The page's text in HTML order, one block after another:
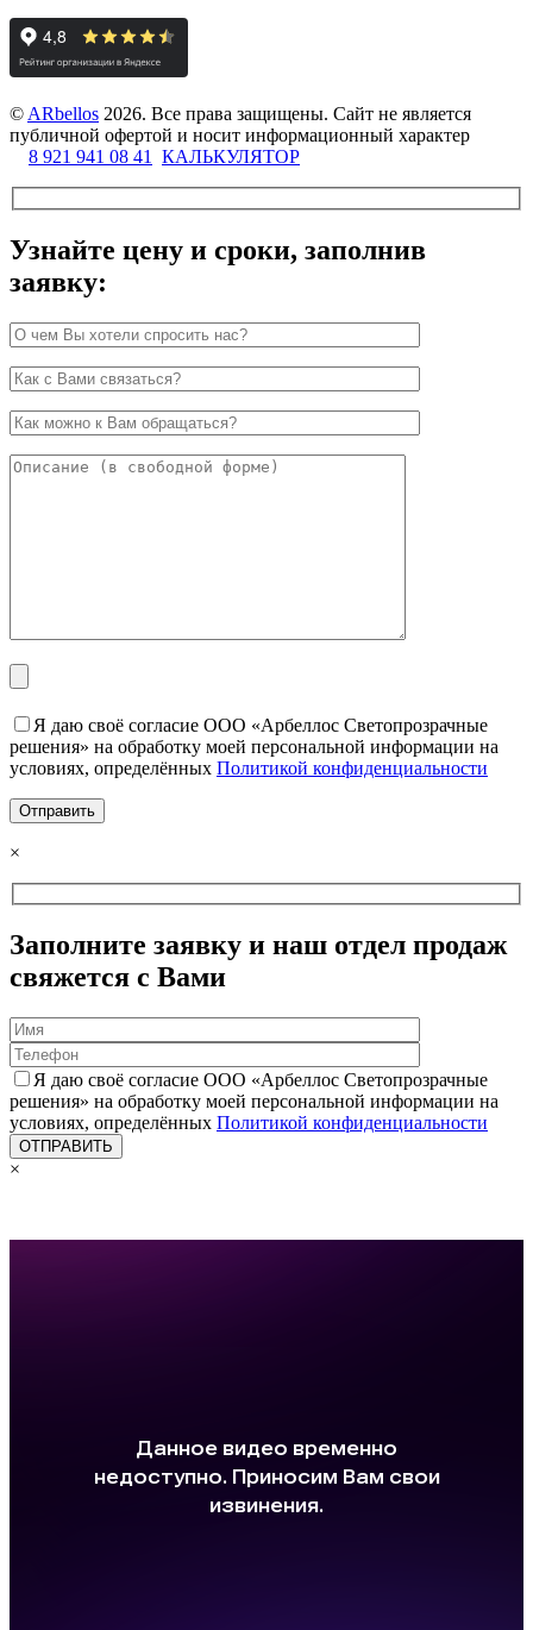
©ARbellos 2026. Все права защищены. Сайт не является
публичной офертой и носит информационный характер
8 921 941 08 41 КАЛЬКУЛЯТОР
Узнайте цену и сроки, заполнив
заявку:
Я даю своё согласие ООО «Арбеллос Светопрозрачные
решения» на обработку моей персональной информации на
условиях, определённых Политикой конфиденциальности
×
Заполните заявку и наш отдел продаж
свяжется с Вами
Я даю своё согласие ООО «Арбеллос Светопрозрачные
решения» на обработку моей персональной информации на
условиях, определённых Политикой конфиденциальности
×